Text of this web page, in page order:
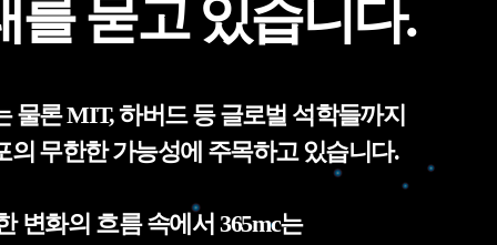
를 묻고 있습니다.
물론 MIT, 하버드 등 글로벌 석학들까지
의 무한한 가능성에 주목하고 있습니다.
변화의 흐름 속에서 365mc는